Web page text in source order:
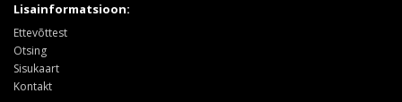
Lisainformatsioon:
Ettevõttest
Otsing
Sisukaart
Kontakt